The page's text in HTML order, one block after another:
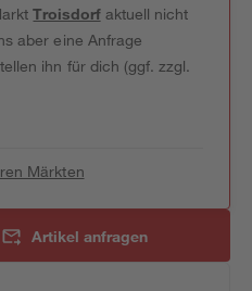
Troisdorfaktuell nicht
aber eine Anfrage
ihn für dich (ggf. zzgl.
Märkten
Artikel anfragen